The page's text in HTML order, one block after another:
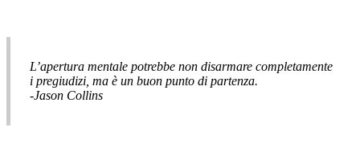
L’apertura mentale potrebbe non disarmare completamente
i pregiudizi, ma è un buon punto di partenza.
-Jason Collins